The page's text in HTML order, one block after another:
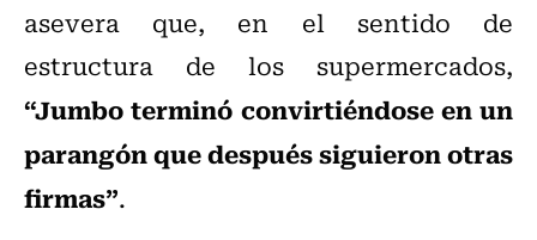
asevera que, en el sentido de
estructura de los supermercados,
“Jumbo terminó convirtiéndose en un
parangón que después siguieron otras
firmas”.